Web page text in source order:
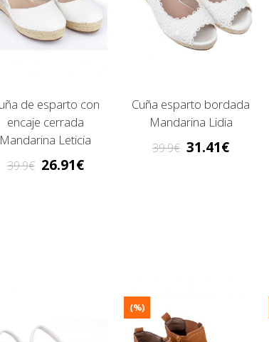
de esparto con
encaje cerrada
Mandarina Leticia
39.9 26.91
Cuña esparto bordada
Mandarina Lidia
39.9 31.41
(%)